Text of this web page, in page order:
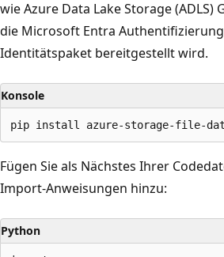
wie Azure Data Lake Storage
die Microsoft Entra
Identitätspaket bereitgestellt wird.
Konsole
Fügen Sie als Nächstes Ihrer
Import-Anweisungen hinzu:
Python